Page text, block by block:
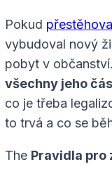
Pokud
vybudoval nový
pobyt v občanství.
všechny jeho
co je třeba
to trvá a co se
The Pravidla pro